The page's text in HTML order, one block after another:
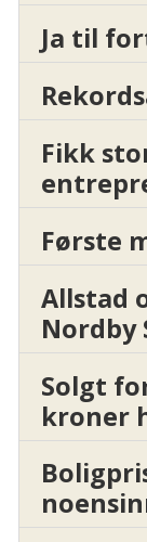
Ja til
Fikk
Første
Allstad
Nordby
Solgt
kroner